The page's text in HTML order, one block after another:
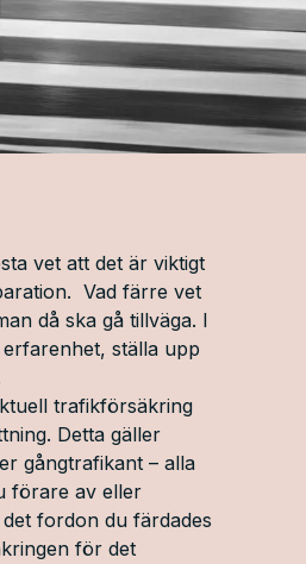
vet att det är viktigt
Vad färre vet
då ska gå tillväga. I
ställa upp
trafikförsäkring
Detta gäller
gångtrafikant – alla
förare av eller
fordon du färdades
för det